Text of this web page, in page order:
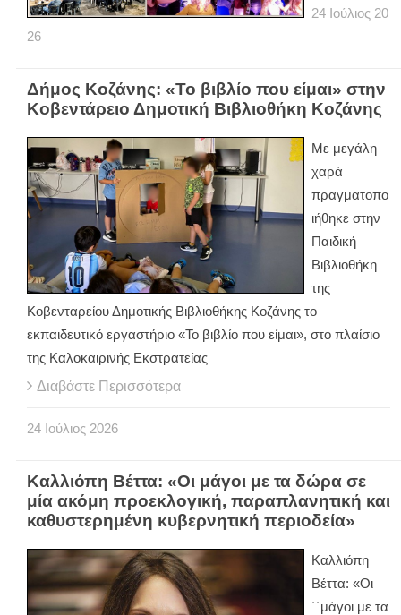
24 Ιούλιος 20
26
Δήμος Κοζάνης: «Το βιβλίο που είμαι» στην
Κοβεντάρειο Δημοτική Βιβλιοθήκη Κοζάνης
Με μεγάλη
χαρά
πραγματοπο
ιήθηκε στην
Παιδική
Βιβλιοθήκη
της
Κοβενταρείου Δημοτικής Βιβλιοθήκης Κοζάνης το
εκπαιδευτικό εργαστήριο «Το βιβλίο που είμαι», στο πλαίσιο
της Καλοκαιρινής Εκστρατείας
Διαβάστε Περισσότερα
24 Ιούλιος 2026
Καλλιόπη Βέττα: «Οι μάγοι με τα δώρα σε
μία ακόμη προεκλογική, παραπλανητική και
καθυστερημένη κυβερνητική περιοδεία»
Καλλιόπη
Βέττα: «Οι
΄΄μάγοι με τα